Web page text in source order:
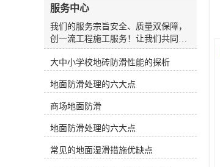
服务中心
我们的服务宗旨安全、质量双保障，
创一流工程施工服务！让我们共同关
注和避免因湿滑造成的人身和财产损
失，还您一个轻松自如、安全行走的
的服务按照我们给您的五个步骤，马
上让困扰您的地面湿滑问题变得轻松
简单，还您一个安全健康的生活环境
我们的施工特色1、专业：专业防滑
技术人员根据现场情况选用专门的防
滑剂，确保防滑效果，外观光泽，不
卡污垢；2、快速：施工快速，500平
大中小学校地砖防滑性能的探析
地面防滑处理的六大点
商场地面防滑
地面防滑处理的六大点
常见的地面湿滑措施优缺点